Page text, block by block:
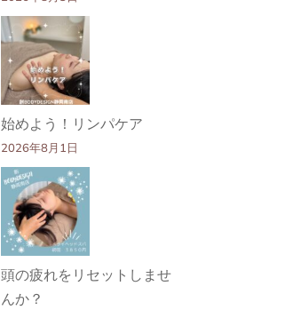
始めよう！リンパケア
2026年8月1日
頭の疲れをリセットしませ
んか？